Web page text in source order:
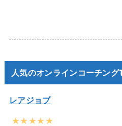
人気のオンラインコーチング
レアジョブ
★★★★★